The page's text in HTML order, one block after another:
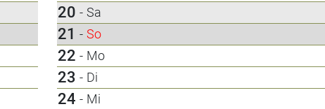
20 - Sa
21 - So
22 - Mo
23 - Di
24 - Mi